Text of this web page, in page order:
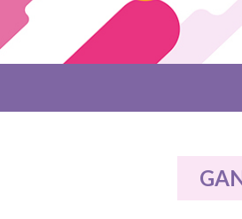
XX SALÓN